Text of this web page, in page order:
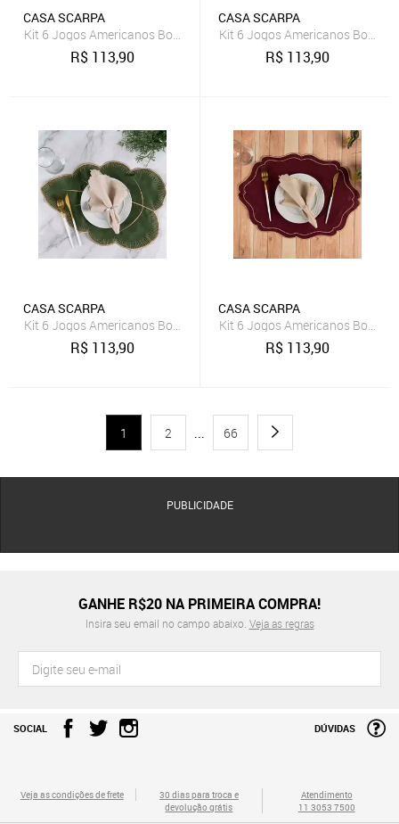
CASA SCARPA
Kit 6 Jogos Americanos Bordado Simples com Guardanapos -
R$ 113,90
CASA SCARPA
Kit 6 Jogos Americanos
R$ 113,90
CASA SCARPA
Kit 6 Jogos Americanos Bordado Simples com Guardanapos -
R$ 113,90
CASA SCARPA
Kit 6 Jogos Americanos
R$ 113,90
1 2 ... 66
PUBLICIDADE
GANHE R$20 NA PRIMEIRA COMPRA!
Insira seu email no campo abaixo. Veja as regras
SOCIAL DÚVIDAS
Veja as condições de frete
30 dias para troca e
devolução grátis
Atendimento
11 3053 7500